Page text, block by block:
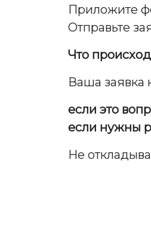
Приложите
Отправьте
Что
Ваша заявка
если это
если нужны
Не